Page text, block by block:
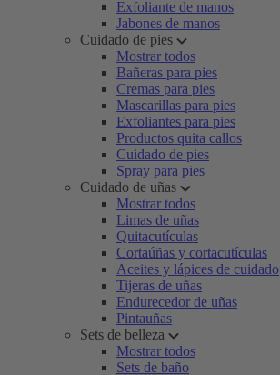
Exfoliante de manos
Jabones de manos
Cuidado de pies
Mostrar todos
Bañeras para pies
Cremas para pies
Mascarillas para pies
Exfoliantes para pies
Productos quita callos
Cuidado de pies
Spray para pies
Cuidado de uñas
Mostrar todos
Limas de uñas
Quitacutículas
Cortaúñas y cortacutículas
Aceites y lápices de cuidado
Tijeras de uñas
Endurecedor de uñas
Pintauñas
Sets de belleza
Mostrar todos
Sets de baño